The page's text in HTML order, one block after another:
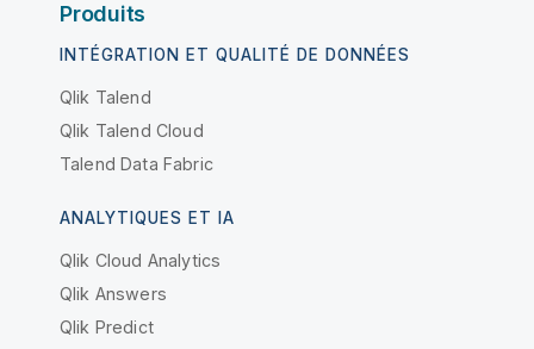
Produits
INTÉGRATION ET QUALITÉ DE DONNÉES
Qlik Talend
Qlik Talend Cloud
Talend Data Fabric
ANALYTIQUES ET IA
Qlik Cloud Analytics
Qlik Answers
Qlik Predict